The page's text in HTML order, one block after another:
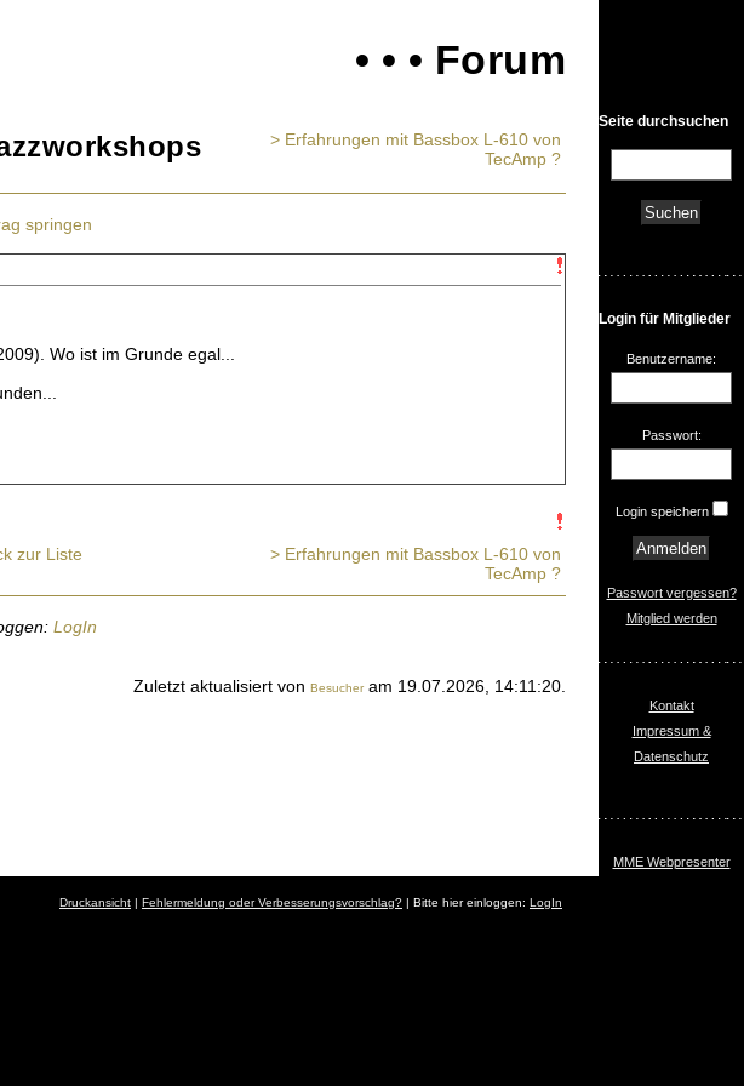
Seite durchsuchen
Login für Mitglieder
Benutzername:
Passwort:
Login speichern
Passwort vergessen?
Mitglied werden
Kontakt
Impressum &
Datenschutz
MME Webpresenter
• • • Forum
> Erfahrungen mit Bassbox L-610 von
TecAmp ?
springen
Wo ist im Grunde egal...
zur Liste
> Erfahrungen mit Bassbox L-610 von
TecAmp ?
LogIn
Zuletzt aktualisiert von Besucheram 19.07.2026, 14:11:20.
Druckansicht | Fehlermeldung oder Verbesserungsvorschlag? | Bitte hier einloggen: LogIn